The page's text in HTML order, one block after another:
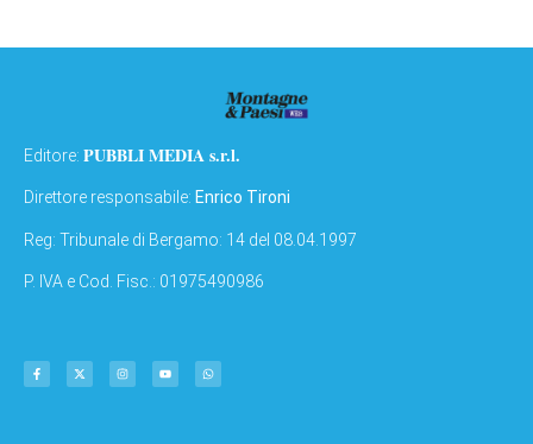
Editore: PUBBLI MEDIA s.r.l.
Direttore responsabile: Enrico Tironi
Reg: Tribunale di Bergamo: 14 del 08.04.1997
P. IVA e Cod. Fisc.: 01975490986